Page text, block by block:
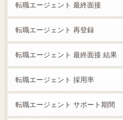
転職エージェント 最終面接
転職エージェント 再登録
転職エージェント 最終面接 結果
転職エージェント 採用率
転職エージェント サポート期間